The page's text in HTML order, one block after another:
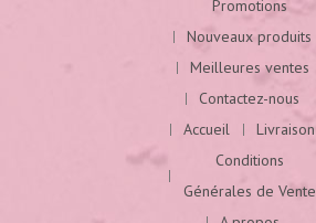
Promotions
Nouveaux produits
Meilleures ventes
Contactez-nous
Accueil
Livraison
Conditions
Générales de Vente